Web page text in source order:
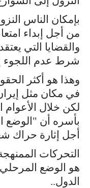
بإمكان الناس
من أجل إبداء
والقضايا التي
شرط عدم اللجوء
وهذا هو أكثر
في مكان مثل
لكن خلال الأعوام
بأسره أن "الوضع
أجل إثارة حراك
التحركات
هو الوضع المرحلي
الدول..